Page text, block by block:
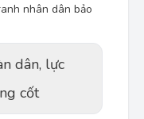
nhân dân bảo
dân, lực
cốt